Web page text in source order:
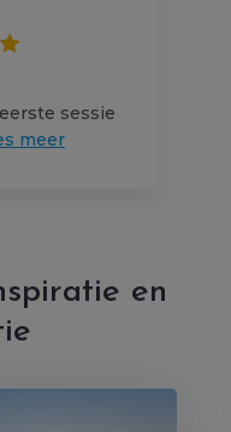
sessie
meer
en